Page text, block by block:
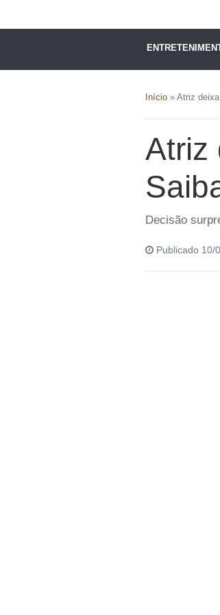
Início » Atriz
Atriz
Decisão
Publicado 10/